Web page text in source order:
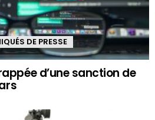
DE PRESSE
d’une sanction de